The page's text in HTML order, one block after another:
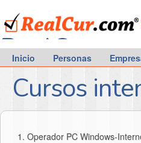
Inicio Personas
Cursos
Operador PC Windows-